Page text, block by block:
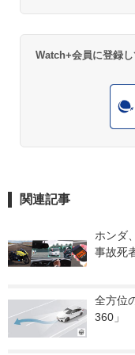
Watch+会員に登録
関連記事
ホンダ
事故死
全方位
360」